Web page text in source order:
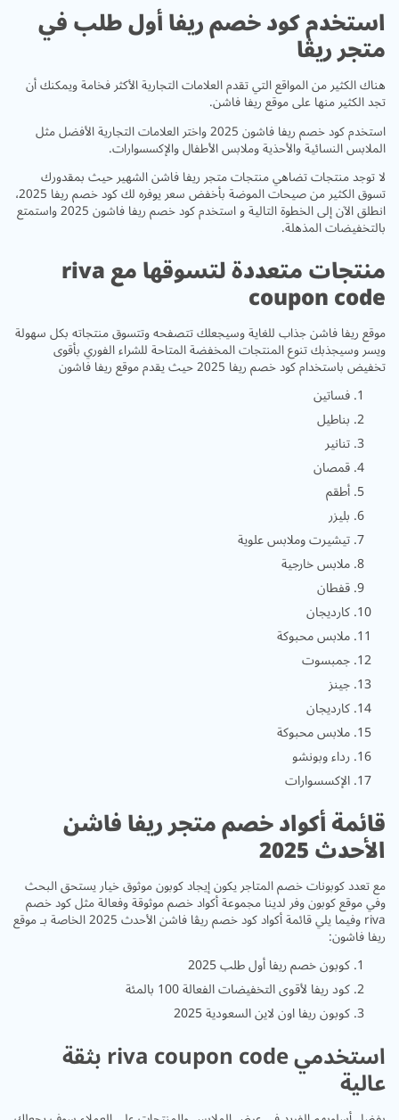
استخدم كود خصم ريفا أول طلب في
متجر ريڤا
هناك الكثير من المواقع التي تقدم العلامات التجارية الأكثر فخامة ويمكنك أن
تجد الكثير منها على موقع ريفا فاشن.
استخدم كود خصم ريفا فاشون 2025 واختر العلامات التجارية الأفضل مثل
الملابس النسائية والأحذية وملابس الأطفال والإكسسوارات.
لا توجد منتجات تضاهي منتجات متجر ريفا فاشن الشهير حيث بمقدورك
تسوق الكثير من صيحات الموضة بأخفض سعر يوفره لك كود خصم ريفا 2025،
انطلق الآن إلى الخطوة التالية و استخدم كود خصم ريفا فاشون 2025 واستمتع
بالتخفيضات المذهلة.
منتجات متعددة لتسوقها مع riva
coupon code
موقع ريفا فاشن جذاب للغاية وسيجعلك تتصفحه وتتسوق منتجاته بكل سهولة
ويسر وسيجذبك تنوع المنتجات المخفضة المتاحة للشراء الفوري بأقوى
تخفيض باستخدام كود خصم ريفا 2025 حيث يقدم موقع ريفا فاشون
فساتين
بناطيل
تنانير
قمصان
أطقم
بليزر
تيشيرت وملابس علوية
ملابس خارجية
قفطان
كارديجان
ملابس محبوكة
جمبسوت
جينز
كارديجان
ملابس محبوكة
رداء وبونشو
الإكسسوارات
قائمة أكواد خصم متجر ريفا فاشن
الأحدث 2025
مع تعدد كوبونات خصم المتاجر يكون إيجاد كوبون موثوق خيار يستحق البحث
وفي موقع كوبون وفر لدينا مجموعة أكواد خصم موثوقة وفعالة مثل كود خصم
riva وفيما يلي قائمة أكواد كود خصم ريڤا فاشن الأحدث 2025 الخاصة بـ موقع
ريفا فاشون:
كوبون خصم ريفا أول طلب 2025
كود ريفا لأقوى التخفيضات الفعالة 100 بالمئة
كوبون ريفا اون لاين السعودية 2025
استخدمي riva coupon code بثقة
عالية